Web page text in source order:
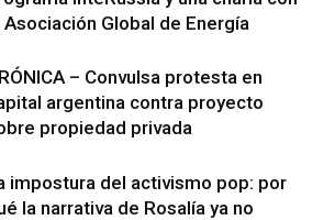
Asociación Global de Energía
– Convulsa protesta en
argentina contra proyecto
propiedad privada
impostura del activismo pop: por
la narrativa de Rosalía ya no